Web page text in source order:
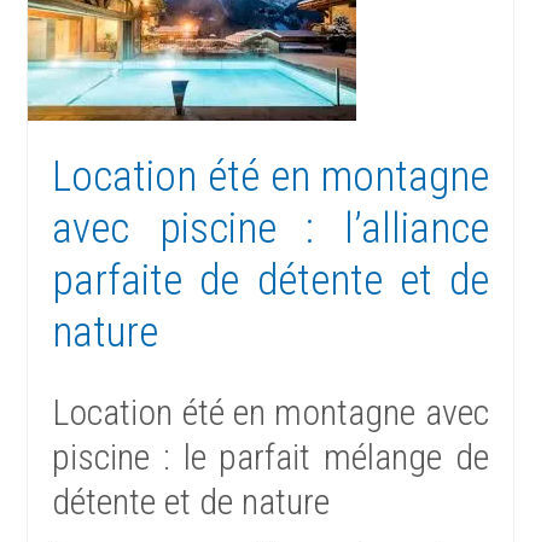
Location été en montagne
avec piscine : l’alliance
parfaite de détente et de
nature
Location été en montagne avec
piscine : le parfait mélange de
détente et de nature